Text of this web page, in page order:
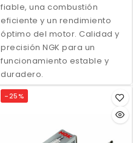
fiable, una combustión
eficiente y un rendimiento
óptimo del motor. Calidad y
precisión NGK para un
funcionamiento estable y
duradero.
-25%